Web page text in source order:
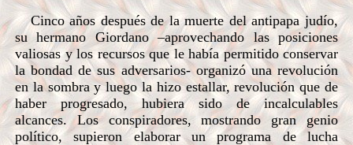
Cinco años después de la muerte del antipapa judío,
su hermano Giordano –aprovechando las posiciones
valiosas y los recursos que le había permitido conservar
la bondad de sus adversarios- organizó una revolución
en la sombra y luego la hizo estallar, revolución que de
haber progresado, hubiera sido de incalculables
alcances. Los conspiradores, mostrando gran genio
político, supieron elaborar un programa de lucha